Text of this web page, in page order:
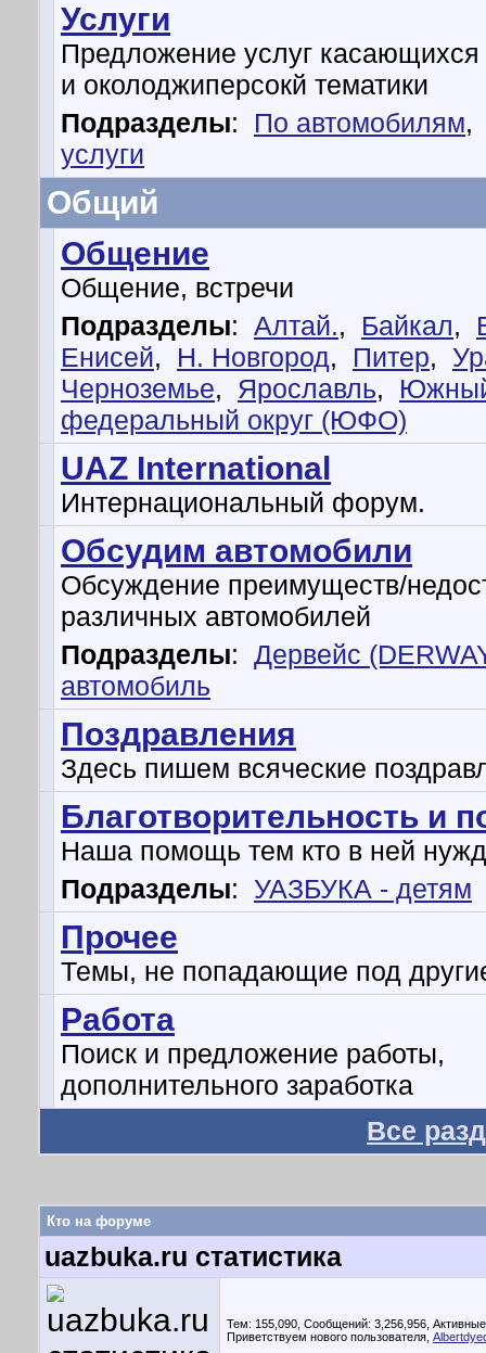
Услуги
Предложение услуг касающихся
и околоджиперсокй тематики
Подразделы: По автомобилям,
услуги
Общий
Общение
Общение, встречи
Подразделы: Алтай., Байкал,
Енисей, Н. Новгород, Питер,
Черноземье, Ярославль,
федеральный округ (ЮФО)
UAZ International
Интернациональный форум.
Обсудим автомобили
Обсуждение преимуществ/
различных автомобилей
Подразделы: Дервейс
автомобиль
Поздравления
Здесь пишем всяческие
Благотворительность и
Наша помощь тем кто в ней
Подразделы: УАЗБУКА - детям
Прочее
Темы, не попадающие под
Работа
Поиск и предложение работы,
дополнительного заработка
Все
Кто на форуме
uazbuka.ru статистика
Тем: 155,090, Сообщений: 3,256,956,
Приветствуем нового пользователя,